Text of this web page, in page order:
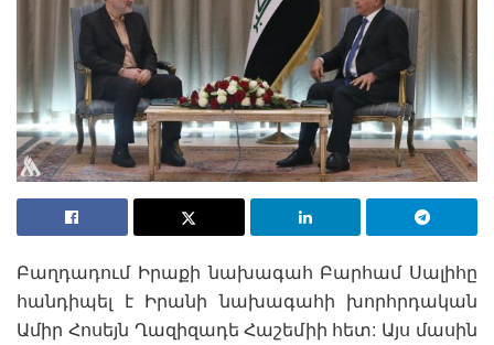
Բաղդադում Իրաքի նախագահ Բարհամ Սալիհը
հանդիպել է Իրանի նախագահի խորհրդական
Ամիր Հոսեյն Ղազիզադե Հաշեմիի հետ: Այս մասին